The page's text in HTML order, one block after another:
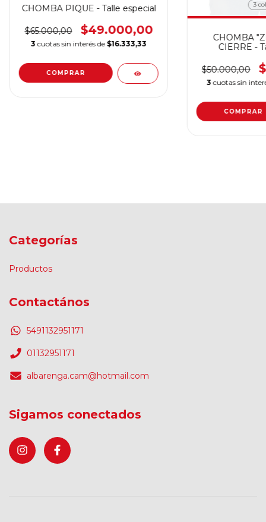
CHOMBA PIQUE - Talle especial
$65.000,00 $49.000,00
3 cuotas sin interés de $16.333,33
COMPRAR
3
CHOMBA
CIERRE -
$50.000,00
3 cuotas sin
COMPRAR
Categorías
Productos
Contactános
5491132951171
01132951171
albarenga.cam@hotmail.com
Sigamos conectados